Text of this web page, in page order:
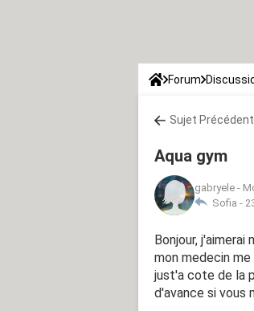
Forum
Sujet Précédent
Aqua gym
gabryele -
Sofia -
Bonjour,
mon medecin
just'a cote de la
d'avance si vous